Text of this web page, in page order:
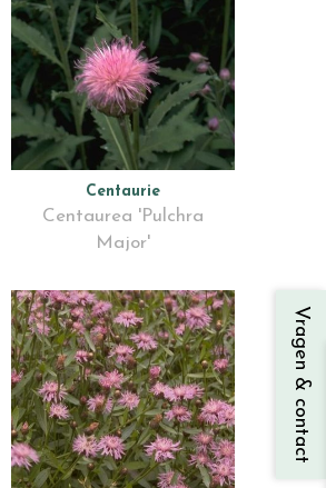
Centaurie
Centaurea 'Pulchra
Major'
Vragen & contact